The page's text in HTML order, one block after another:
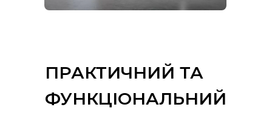
ПРАКТИЧНИЙ ТА
ФУНКЦІОНАЛЬНИЙ